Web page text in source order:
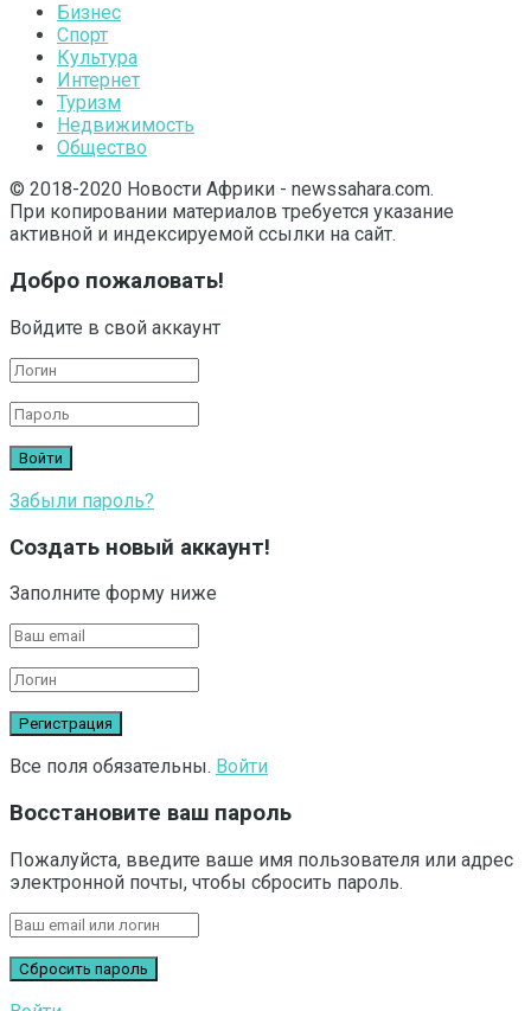
Бизнес
Спорт
Культура
Интернет
Туризм
Недвижимость
Общество
© 2018-2020 Новости Африки - newssahara.com.
При копировании материалов требуется указание
активной и индексируемой ссылки на сайт.
Добро пожаловать!
Войдите в свой аккаунт
Забыли пароль?
Создать новый аккаунт!
Заполните форму ниже
Все поля обязательны. Войти
Восстановите ваш пароль
Пожалуйста, введите ваше имя пользователя или адрес
электронной почты, чтобы сбросить пароль.